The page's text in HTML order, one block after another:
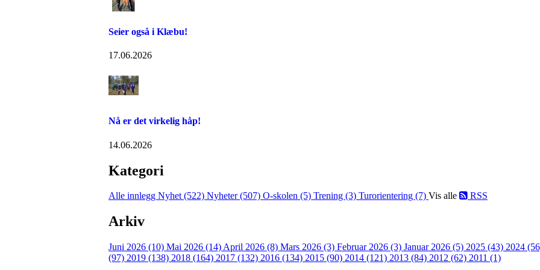
Seier også i Klæbu!
17.06.2026
Nå er det virkelig håp!
14.06.2026
Kategori
Alle innlegg Nyhet (522) Nyheter (507) O-skolen (5) Trening (3) Turorientering (7) Vis alle RSS
Arkiv
Juni 2026 (10) Mai 2026 (14) April 2026 (8) Mars 2026 (3) Februar 2026 (3) Januar 2026 (5) 2025 (43) 2024
(97) 2019 (138) 2018 (164) 2017 (132) 2016 (134) 2015 (90) 2014 (121) 2013 (84) 2012 (62) 2011 (1)